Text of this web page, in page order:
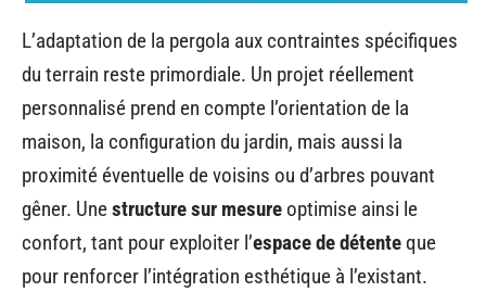
L’adaptation de la pergola aux contraintes spécifiques
du terrain reste primordiale. Un projet réellement
personnalisé prend en compte l’orientation de la
maison, la configuration du jardin, mais aussi la
proximité éventuelle de voisins ou d’arbres pouvant
gêner. Unestructure sur mesure optimise ainsi le
confort, tant pour exploiter l’espace de détenteque
pour renforcer l’intégration esthétique à l’existant.